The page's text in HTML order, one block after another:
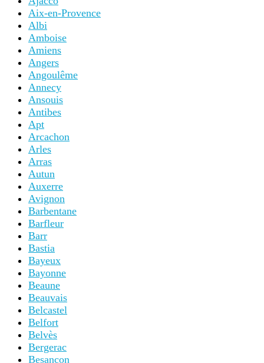
Aix-en-Provence
Albi
Amboise
Amiens
Angers
Angoulême
Annecy
Ansouis
Antibes
Apt
Arcachon
Arles
Arras
Autun
Auxerre
Avignon
Barbentane
Barfleur
Barr
Bastia
Bayeux
Bayonne
Beaune
Beauvais
Belcastel
Belfort
Belvès
Bergerac
Besancon